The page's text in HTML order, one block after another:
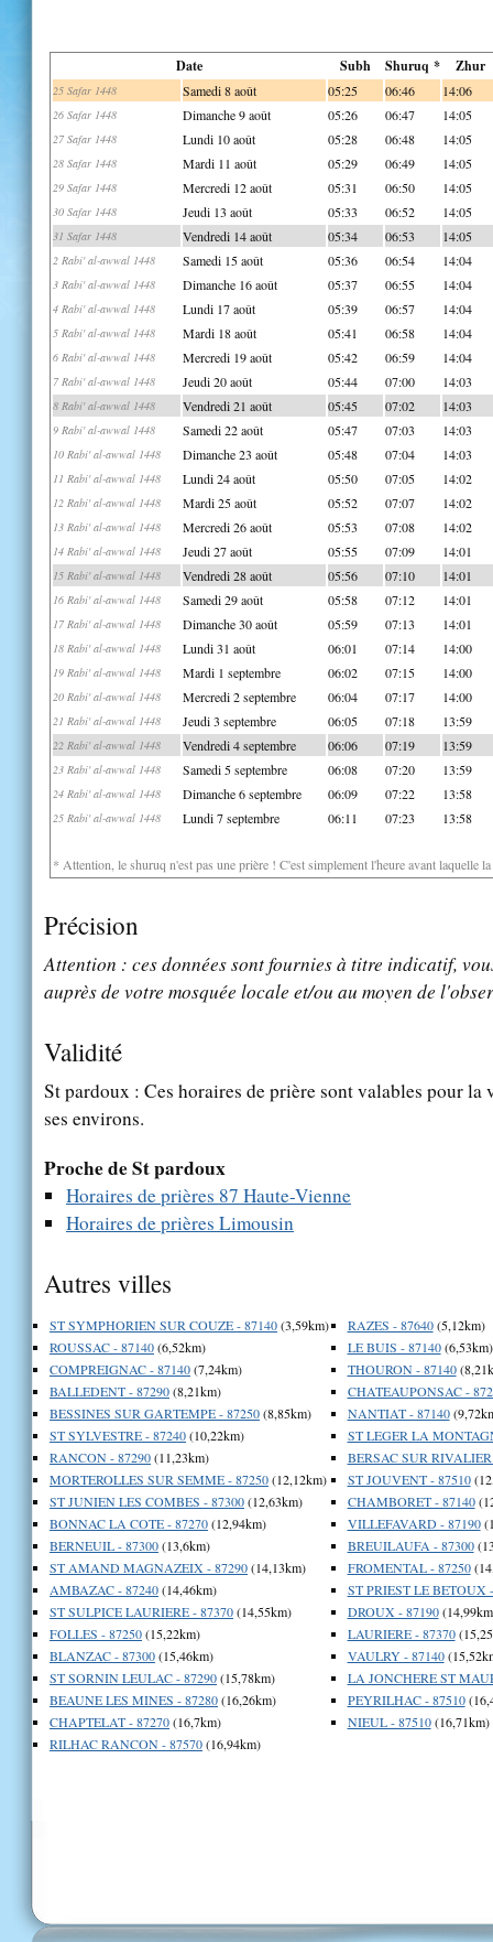
Date Subh Shuruq * Zhur
25 Safar 1448 Samedi 8 août 05:25 06:46 14:06
26 Safar 1448 Dimanche 9 août 05:26 06:47 14:05
27 Safar 1448 Lundi 10 août 05:28 06:48 14:05
28 Safar 1448 Mardi 11 août 05:29 06:49 14:05
29 Safar 1448 Mercredi 12 août 05:31 06:50 14:05
30 Safar 1448 Jeudi 13 août 05:33 06:52 14:05
31 Safar 1448 Vendredi 14 août 05:34 06:53 14:05
2 Rabi' al-awwal 1448 Samedi 15 août 05:36 06:54 14:04
3 Rabi' al-awwal 1448 Dimanche 16 août 05:37 06:55 14:04
4 Rabi' al-awwal 1448 Lundi 17 août 05:39 06:57 14:04
5 Rabi' al-awwal 1448 Mardi 18 août 05:41 06:58 14:04
6 Rabi' al-awwal 1448 Mercredi 19 août 05:42 06:59 14:04
7 Rabi' al-awwal 1448 Jeudi 20 août 05:44 07:00 14:03
8 Rabi' al-awwal 1448 Vendredi 21 août 05:45 07:02 14:03
9 Rabi' al-awwal 1448 Samedi 22 août 05:47 07:03 14:03
10 Rabi' al-awwal 1448 Dimanche 23 août 05:48 07:04 14:03
11 Rabi' al-awwal 1448 Lundi 24 août 05:50 07:05 14:02
12 Rabi' al-awwal 1448 Mardi 25 août 05:52 07:07 14:02
13 Rabi' al-awwal 1448 Mercredi 26 août 05:53 07:08 14:02
14 Rabi' al-awwal 1448 Jeudi 27 août 05:55 07:09 14:01
15 Rabi' al-awwal 1448 Vendredi 28 août 05:56 07:10 14:01
16 Rabi' al-awwal 1448 Samedi 29 août 05:58 07:12 14:01
17 Rabi' al-awwal 1448 Dimanche 30 août 05:59 07:13 14:01
18 Rabi' al-awwal 1448 Lundi 31 août 06:01 07:14 14:00
19 Rabi' al-awwal 1448 Mardi 1 septembre 06:02 07:15 14:00
20 Rabi' al-awwal 1448 Mercredi 2 septembre 06:04 07:17 14:00
21 Rabi' al-awwal 1448 Jeudi 3 septembre 06:05 07:18 13:59
22 Rabi' al-awwal 1448 Vendredi 4 septembre 06:06 07:19 13:59
23 Rabi' al-awwal 1448 Samedi 5 septembre 06:08 07:20 13:59
24 Rabi' al-awwal 1448 Dimanche 6 septembre 06:09 07:22 13:58
25 Rabi' al-awwal 1448 Lundi 7 septembre 06:11 07:23 13:58
* Attention, le shuruq n'est pas une prière ! C'est simplement l'heure avant laquelle
Précision
Attention : ces données sont fournies à titre indicatif,
auprès de votre mosquée locale et/ou au moyen de
Validité
St pardoux : Ces horaires de prière sont valables pour
ses environs.
Proche de St pardoux
Horaires de prières 87 Haute-Vienne
Horaires de prières Limousin
Autres villes
ST SYMPHORIEN SUR COUZE - 87140(3,59km)
ROUSSAC - 87140(6,52km)
COMPREIGNAC - 87140(7,24km)
BALLEDENT - 87290(8,21km)
BESSINES SUR GARTEMPE - 87250(8,85km)
ST SYLVESTRE - 87240(10,22km)
RANCON - 87290(11,23km)
MORTEROLLES SUR SEMME - 87250(12,12km)
ST JUNIEN LES COMBES - 87300(12,63km)
BONNAC LA COTE - 87270(12,94km)
BERNEUIL - 87300(13,6km)
ST AMAND MAGNAZEIX - 87290(14,13km)
AMBAZAC - 87240(14,46km)
ST SULPICE LAURIERE - 87370(14,55km)
FOLLES - 87250(15,22km)
BLANZAC - 87300(15,46km)
ST SORNIN LEULAC - 87290(15,78km)
BEAUNE LES MINES - 87280(16,26km)
CHAPTELAT - 87270(16,7km)
RILHAC RANCON - 87570(16,94km)
RAZES - 87640(5,12km)
LE BUIS - 87140(6,53km)
THOURON - 87140
CHATEAUPONSAC -
NANTIAT - 87140
ST LEGER LA
BERSAC SUR
ST JOUVENT - 87510
CHAMBORET - 87140
VILLEFAVARD - 87190
BREUILAUFA - 87300
FROMENTAL - 87250
ST PRIEST LE BETOUX
DROUX - 87190
LAURIERE - 87370
VAULRY - 87140
LA JONCHERE ST
PEYRILHAC - 87510
NIEUL - 87510(16,71km)